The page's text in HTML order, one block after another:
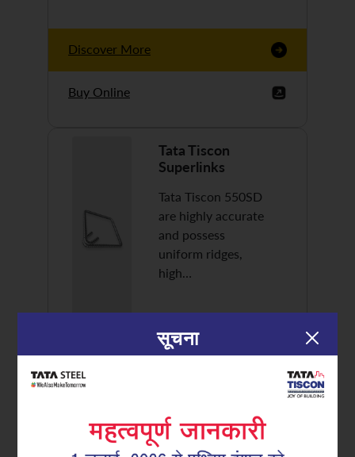
Discover More
Buy Online
Tata Tiscon
Superlinks
Tata Tiscon 550SD
are highly accurate
and possess
uniform ridges,
high…
Discover More
सूचना